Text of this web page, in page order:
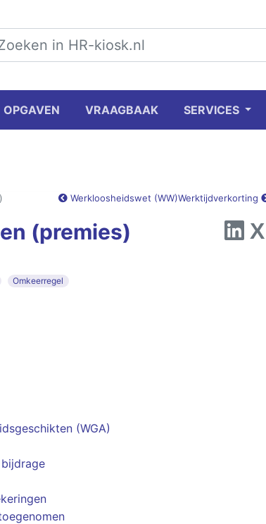
OPGAVEN VRAAGBAAK SERVICES
Werkloosheidswet (WW)Werktijdverkorting
(premies)
Omkeerregel
(WGA)